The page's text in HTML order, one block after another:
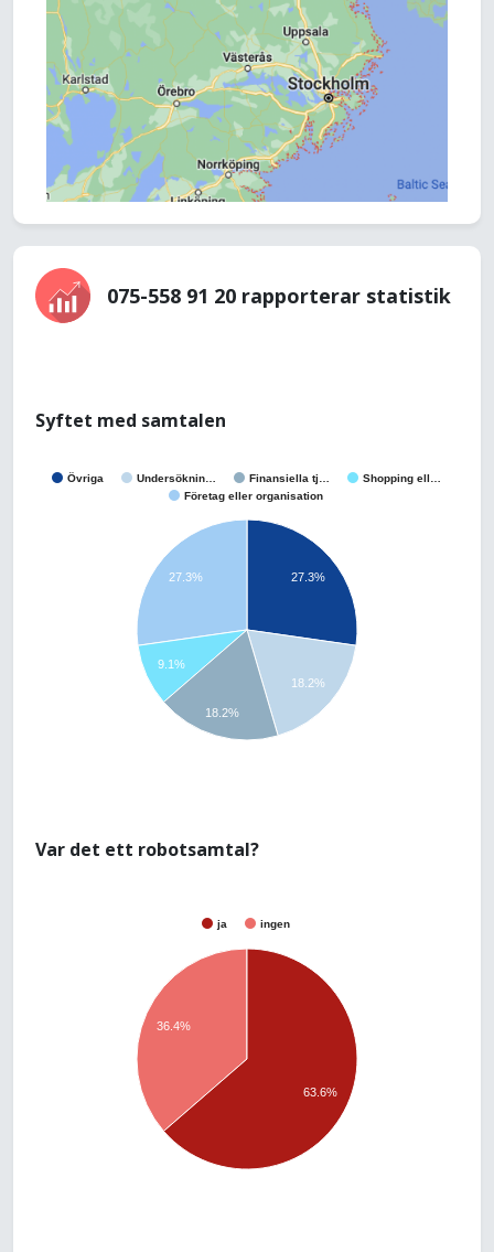
075-558 91 20 rapporterar statistik
Syftet med samtalen
Övriga Undersöknin… Finansiella tj…
Shopping ell…
Företag eller organisation
27.3%
18.2%
27.3%
9.1%
18.2%
Var det ett robotsamtal?
ja ingen
36.4%
63.6%